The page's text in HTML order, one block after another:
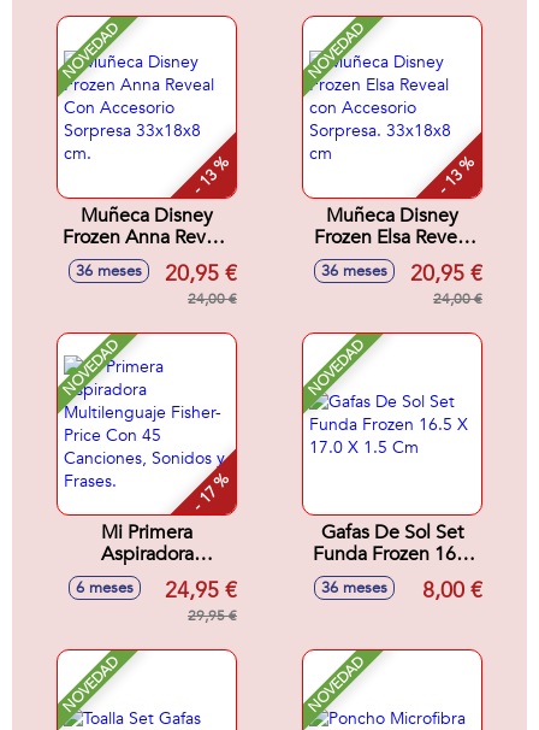
Rastrillo, Regadera
Y Moldes 18Cm -
Modelos surtidos
NOVEDAD
- 13 %
Muñeca Disney
Frozen Anna Reveal
Con Accesorio
Sorpresa 33x18x8
36 meses 20,95 €
24,00 €
NOVEDAD
- 13 %
Muñeca Disney
Frozen Elsa Reveal
con Accesorio
Sorpresa. 33x18x8
36 meses 20,95 €
24,00 €
NOVEDAD
- 17 %
Mi Primera
Aspiradora
Multilenguaje
Fisher-Price Con 45
Canciones, Sonidos
6 meses 24,95 €
29,95 €
NOVEDAD
Gafas De Sol Set
Funda Frozen 16.5
X 17.0 X 1.5 Cm
36 meses 8,00 €
NOVEDAD NOVEDAD